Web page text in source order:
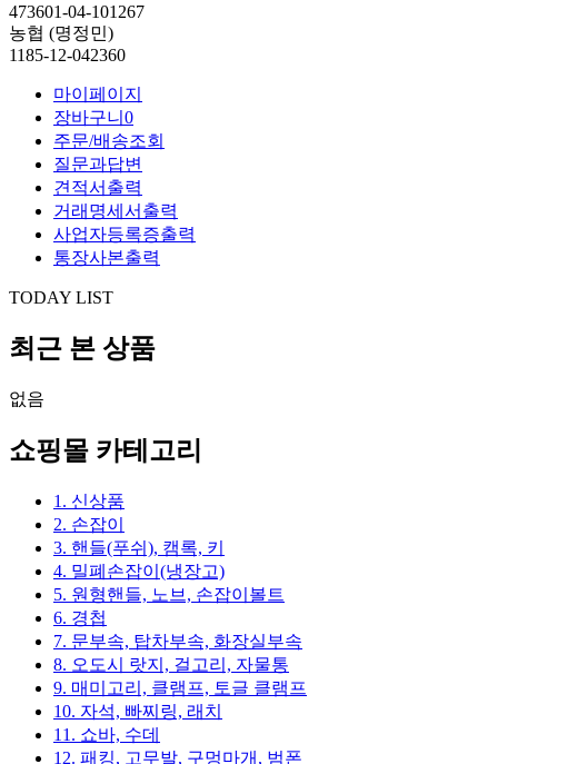
473601-04-101267
농협 (명정민)
1185-12-042360
마이페이지
장바구니 0
주문/배송조회
질문과답변
견적서출력
거래명세서출력
사업자등록증출력
통장사본출력
TODAY LIST
최근 본 상품
없음
쇼핑몰 카테고리
1. 신상품
2. 손잡이
3. 핸들(푸쉬), 캠록, 키
4. 밀폐손잡이(냉장고)
5. 원형핸들, 노브, 손잡이볼트
6. 경첩
7. 문부속, 탑차부속, 화장실부속
8. 오도시 랏지, 걸고리, 자물통
9. 매미고리, 클램프, 토글 클램프
10. 자석, 빠찌링, 래치
11. 쇼바, 수데
12. 패킹, 고무발, 구멍마개, 범폰